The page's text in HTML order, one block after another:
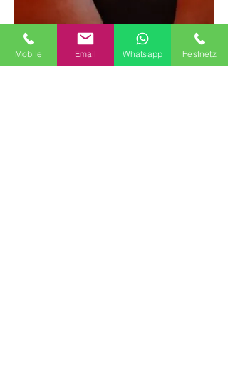
Mobile Email Whatsapp Festnetz